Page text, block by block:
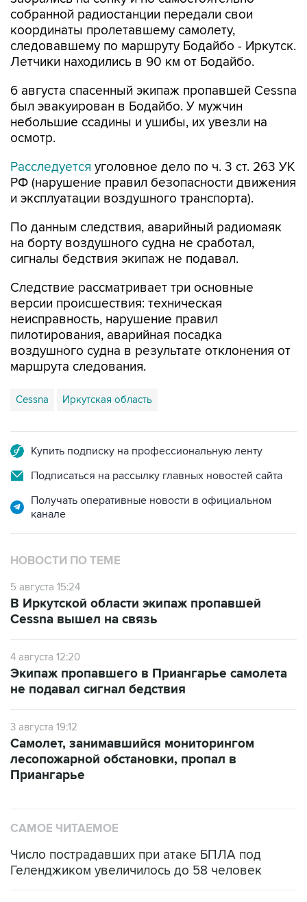
собранной радиостанции передали свои
координаты пролетавшему самолету,
следовавшему по маршруту Бодайбо - Иркутск.
Летчики находились в 90 км от Бодайбо.
6 августа спасенный экипаж пропавшей Cessna
был эвакуирован в Бодайбо. У мужчин
небольшие ссадины и ушибы, их увезли на
осмотр.
Расследуется уголовное дело по ч. 3 ст. 263 УК
РФ (нарушение правил безопасности движения
и эксплуатации воздушного транспорта).
По данным следствия, аварийный радиомаяк
на борту воздушного судна не сработал,
сигналы бедствия экипаж не подавал.
Следствие рассматривает три основные
версии происшествия: техническая
неисправность, нарушение правил
пилотирования, аварийная посадка
воздушного судна в результате отклонения от
маршрута следования.
Cessna Иркутская область
Купить подписку на профессиональную ленту
Подписаться на рассылку главных новостей сайта
Получать оперативные новости в официальном
канале
НОВОСТИ ПО ТЕМЕ
5 августа 15:24
В Иркутской области экипаж пропавшей
Cessna вышел на связь
4 августа 12:20
Экипаж пропавшего в Приангарье самолета
не подавал сигнал бедствия
3 августа 19:12
Самолет, занимавшийся мониторингом
лесопожарной обстановки, пропал в
Приангарье
САМОЕ ЧИТАЕМОЕ
Число пострадавших при атаке БПЛА под
Геленджиком увеличилось до 58 человек